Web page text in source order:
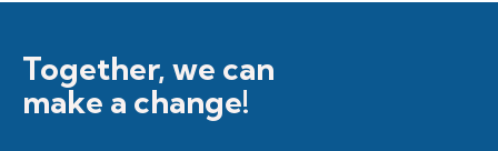
Together, we can
make a change!